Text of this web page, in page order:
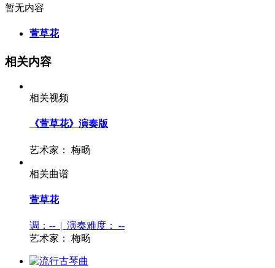
暂无内容
萱草花
相关内容
相关视频
《萱草花》演奏版
艺术家： 梅旸
相关曲谱
萱草花
调：-- | 演奏难度：
--
艺术家：
梅旸